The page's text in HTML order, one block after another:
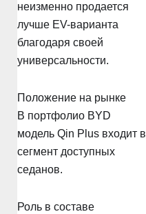
неизменно продается
лучше EV-варианта
благодаря своей
универсальности.
Положение на рынке
В портфолио BYD
модель Qin Plus входит в
сегмент доступных
седанов.
Роль в составе